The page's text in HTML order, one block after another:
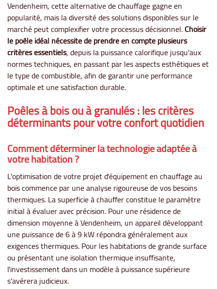
Vendenheim, cette alternative de chauffage gagne en
popularité, mais la diversité des solutions disponibles sur le
marché peut complexifier votre processus décisionnel.Choisir
le poêle idéal nécessite de prendre en compte plusieurs
critères essentiels, depuis la puissance calorifique jusqu'aux
normes techniques, en passant par les aspects esthétiques et
le type de combustible, afin de garantir une performance
optimale et une satisfaction durable.
Poêles à bois ou à granulés : les critères
déterminants pour votre confort quotidien
Comment déterminer la technologie adaptée à
votre habitation ?
L'optimisation de votre projet d'équipement en chauffage au
bois commence par une analyse rigoureuse de vos besoins
thermiques. La superficie à chauffer constitue le paramètre
initial à évaluer avec précision. Pour une résidence de
dimension moyenne à Vendenheim, un appareil développant
une puissance de 6 à 9 kW répondra généralement aux
exigences thermiques. Pour les habitations de grande surface
ou présentant une isolation thermique insuffisante,
l'investissement dans un modèle à puissance supérieure
s'avérera judicieux.